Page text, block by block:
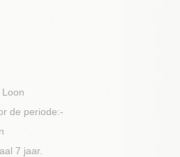
de periode:-
7 jaar.